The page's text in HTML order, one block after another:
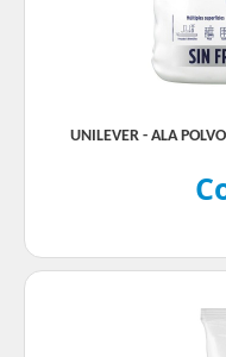
UNILEVER - ALA